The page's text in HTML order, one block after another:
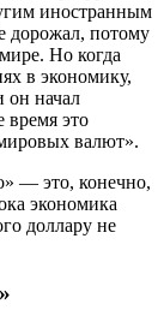
иностранным
дорожал, потому
Но когда
в экономику,
он начал
время это
валют».
— это, конечно,
экономика
доллару не